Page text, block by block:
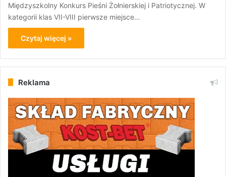
Międzyszkolny Konkurs Pieśni Żołnierskiej i Patriotycznej. W
kategorii klas VII-VIII pierwsze miejsce…
Czytaj więcej »
Reklama